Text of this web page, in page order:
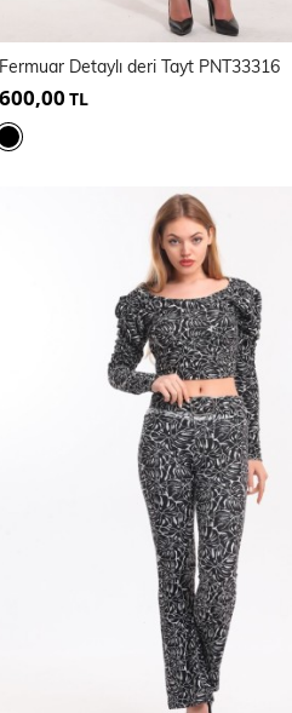
Fermuar Detaylı deri Tayt PNT33316
600,00 TL